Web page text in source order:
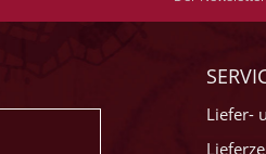
Liefer-